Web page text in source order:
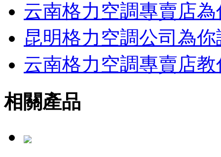
云南格力空調專賣店
昆明格力空調公司為
云南格力空調專賣店
相關產品